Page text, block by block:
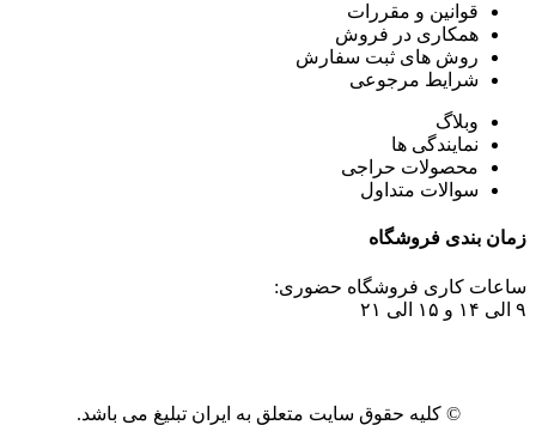
قوانین و مقررات
همکاری در فروش
روش های ثبت سفارش
شرایط مرجوعی
وبلاگ
نمایندگی ها
محصولات حراجی
سوالات متداول
زمان بندی فروشگاه
ساعات کاری فروشگاه حضوری:
۹ الی ۱۴ و ۱۵ الی ۲۱
© کلیه حقوق سایت متعلق به ایران تبلیغ می باشد.